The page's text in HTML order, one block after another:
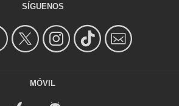
SÍGUENOS
MÓVIL